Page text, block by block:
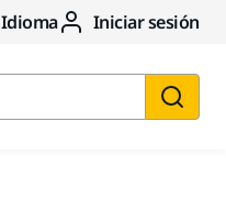
Idioma Iniciar sesión